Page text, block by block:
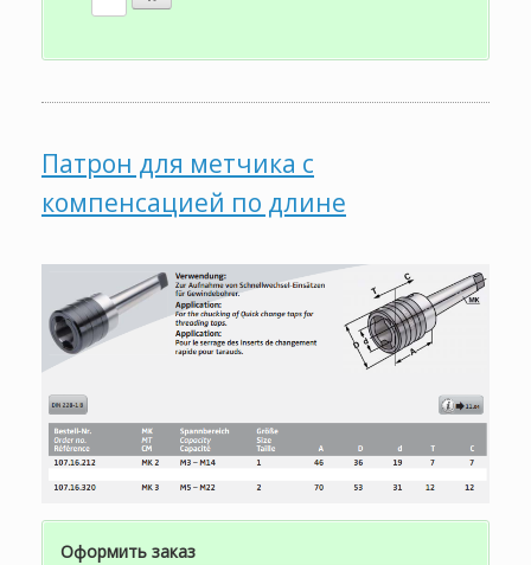
Патрон для метчика с
компенсацией по длине
Оформить заказ